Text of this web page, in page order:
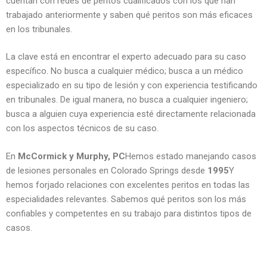
trabajado anteriormente y saben qué peritos son más eficaces
en los tribunales.
La clave está en encontrar el experto adecuado para su caso
específico. No busca a cualquier médico; busca a un médico
especializado en su tipo de lesión y con experiencia testificando
en tribunales. De igual manera, no busca a cualquier ingeniero;
busca a alguien cuya experiencia esté directamente relacionada
con los aspectos técnicos de su caso.
En McCormick y Murphy, PCHemos estado manejando casos
de lesiones personales en Colorado Springs desde 1995Y
hemos forjado relaciones con excelentes peritos en todas las
especialidades relevantes. Sabemos qué peritos son los más
confiables y competentes en su trabajo para distintos tipos de
casos.